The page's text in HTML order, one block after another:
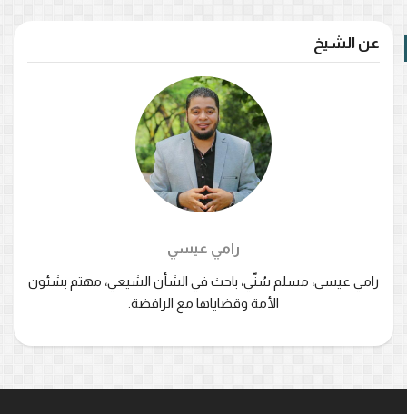
عن الشيخ
رامي عيسي
رامي عيسى، مسلم سُنّي، باحث في الشأن الشيعي، مهتم بشئون
الأمة وقضاياها مع الرافضة.